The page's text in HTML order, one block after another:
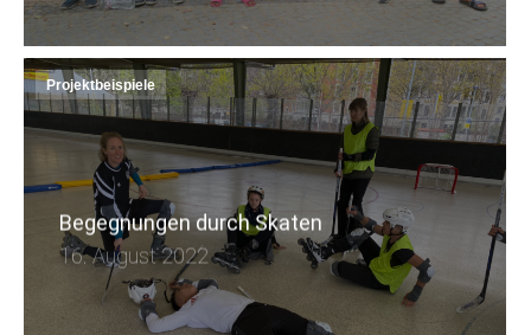
Projektbeispiele
Begegnungen durch Skaten
16. August 2022